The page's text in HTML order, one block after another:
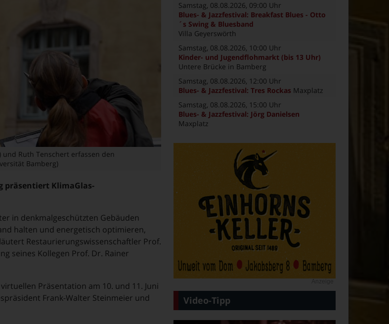
Ruth Tenschert erfassen den
Bamberg)
präsentiert KlimaGlas-
in denkmalgeschützten Gebäuden
halten und energetisch optimieren,
Restaurierungswissenschaftler Prof.
seines Kollegen Prof. Dr. Rainer
Präsentation am 10. und 11. Juni
Frank-Walter Steinmeier und
Samstag, 08.08.2026, 09:00 Uhr
Blues- & Jazzfestival: Breakfast Blues - Otto
´s Swing & Bluesband
Villa Geyerswörth
Samstag, 08.08.2026, 10:00 Uhr
Kinder- und Jugendflohmarkt (bis 13 Uhr)
Untere Brücke in Bamberg
Samstag, 08.08.2026, 12:00 Uhr
Blues- & Jazzfestival: Tres Rockas Maxplatz
Samstag, 08.08.2026, 15:00 Uhr
Blues- & Jazzfestival: Jörg Danielsen
Maxplatz
Video-Tipp